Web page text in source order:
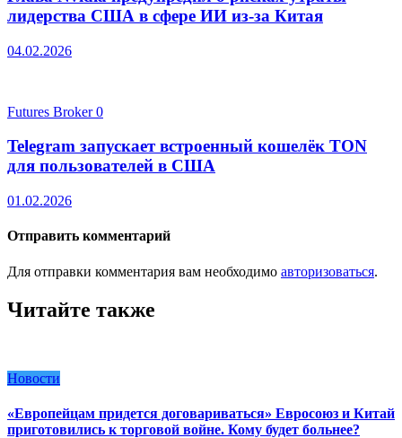
лидерства США в сфере ИИ из-за Китая
04.02.2026
Futures Broker0
Telegram запускает встроенный кошелёк TON
для пользователей в США
01.02.2026
Отправить комментарий
Для отправки комментария вам необходимо авторизоваться.
Читайте также
Новости
«Европейцам придется договариваться» Евросоюз и Китай
приготовились к торговой войне. Кому будет больнее?